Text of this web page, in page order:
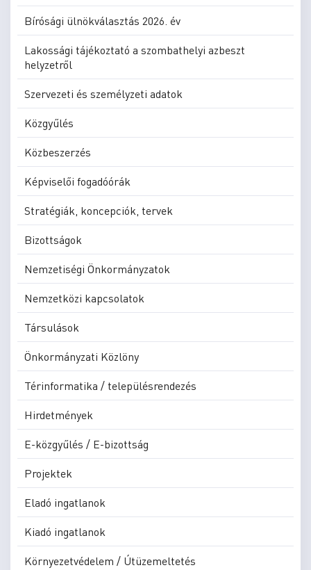
Bírósági ülnökválasztás 2026. év
Lakossági tájékoztató a szombathelyi azbeszt
helyzetről
Szervezeti és személyzeti adatok
Közgyűlés
Közbeszerzés
Képviselői fogadóórák
Stratégiák, koncepciók, tervek
Bizottságok
Nemzetiségi Önkormányzatok
Nemzetközi kapcsolatok
Társulások
Önkormányzati Közlöny
Térinformatika / településrendezés
Hirdetmények
E-közgyűlés / E-bizottság
Projektek
Eladó ingatlanok
Kiadó ingatlanok
Környezetvédelem / Útüzemeltetés